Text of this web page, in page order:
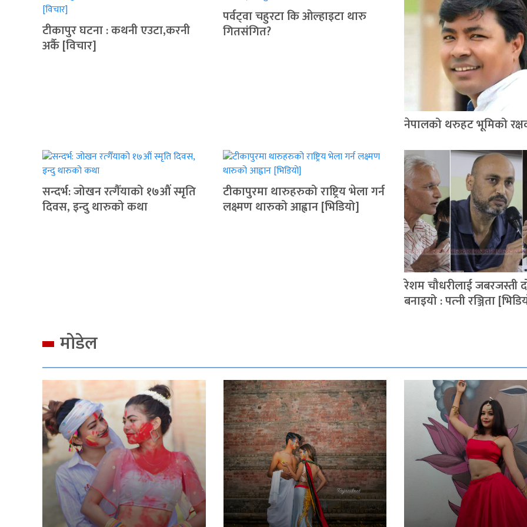
टीकापुर घटना : कथनी एउटा,करनी
अर्कै [विचार]
पर्वट्‍वा चहुरटा कि ओल्हाइटा थारु
गितसंगित?
नेपालको थरुहट भूमिको
सन्दर्भ: जोखन रत्गैँयाको १७औं स्मृति
दिवस, इन्दु थारुको कथा
टीकापुरमा थारुहरुको राष्ट्रिय भेला गर्न
लक्ष्मण थारुको आह्वान [भिडियो]
रेशम चौधरीलाई जबरजस्ती
बनाइयो : पत्‍नी रञ्जिता
मोडेल